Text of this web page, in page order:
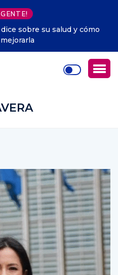
sobre su salud y cómo